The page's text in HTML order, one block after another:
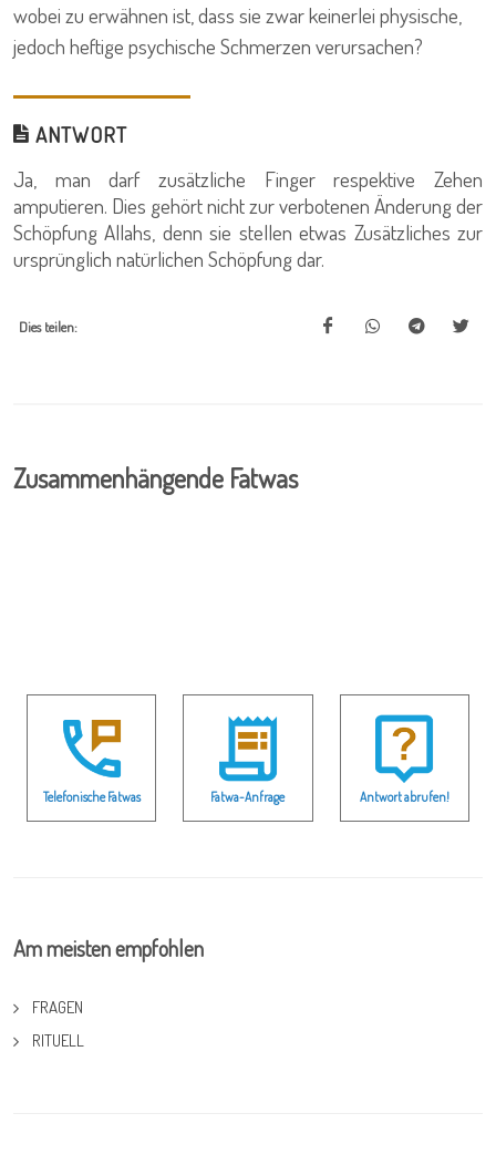
wobei zu erwähnen ist, dass sie zwar keinerlei physische,
jedoch heftige psychische Schmerzen verursachen?
ANTWORT
Ja, man darf zusätzliche Finger respektive Zehen
amputieren. Dies gehört nicht zur verbotenen Änderung der
Schöpfung Allahs, denn sie stellen etwas Zusätzliches zur
ursprünglich natürlichen Schöpfung dar.
Dies teilen:
Zusammenhängende Fatwas
Telefonische Fatwas Fatwa-Anfrage Antwort abrufen!
Am meisten empfohlen
FRAGEN
RITUELL